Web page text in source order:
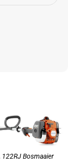
122RJ Bosmaaier